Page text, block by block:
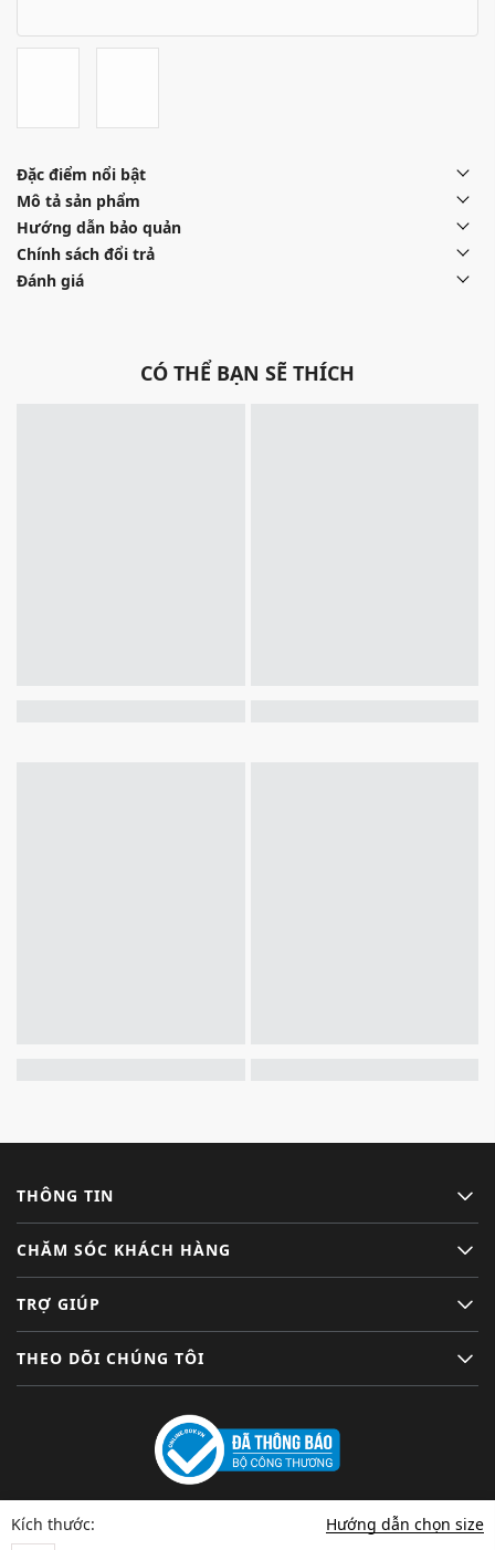
Kích thước: Hướng dẫn chọn size
Đặc điểm nổi bật
Mô tả sản phẩm
Hướng dẫn bảo quản
Chính sách đổi trả
Đánh giá
CÓ THỂ BẠN SẼ THÍCH
THÔNG TIN
CHĂM SÓC KHÁCH HÀNG
TRỢ GIÚP
THEO DÕI CHÚNG TÔI